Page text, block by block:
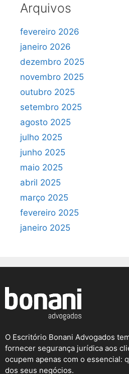
Arquivos
fevereiro 2026
janeiro 2026
dezembro 2025
novembro 2025
outubro 2025
setembro 2025
agosto 2025
julho 2025
junho 2025
maio 2025
abril 2025
março 2025
fevereiro 2025
janeiro 2025
O Escritório Bonani Advogados
fornecer segurança jurídica aos
ocupem apenas com o essencial:
dos seus negócios.